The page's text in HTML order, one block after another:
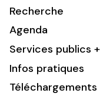
Recherche
Agenda
Services publics +
Infos pratiques
Téléchargements